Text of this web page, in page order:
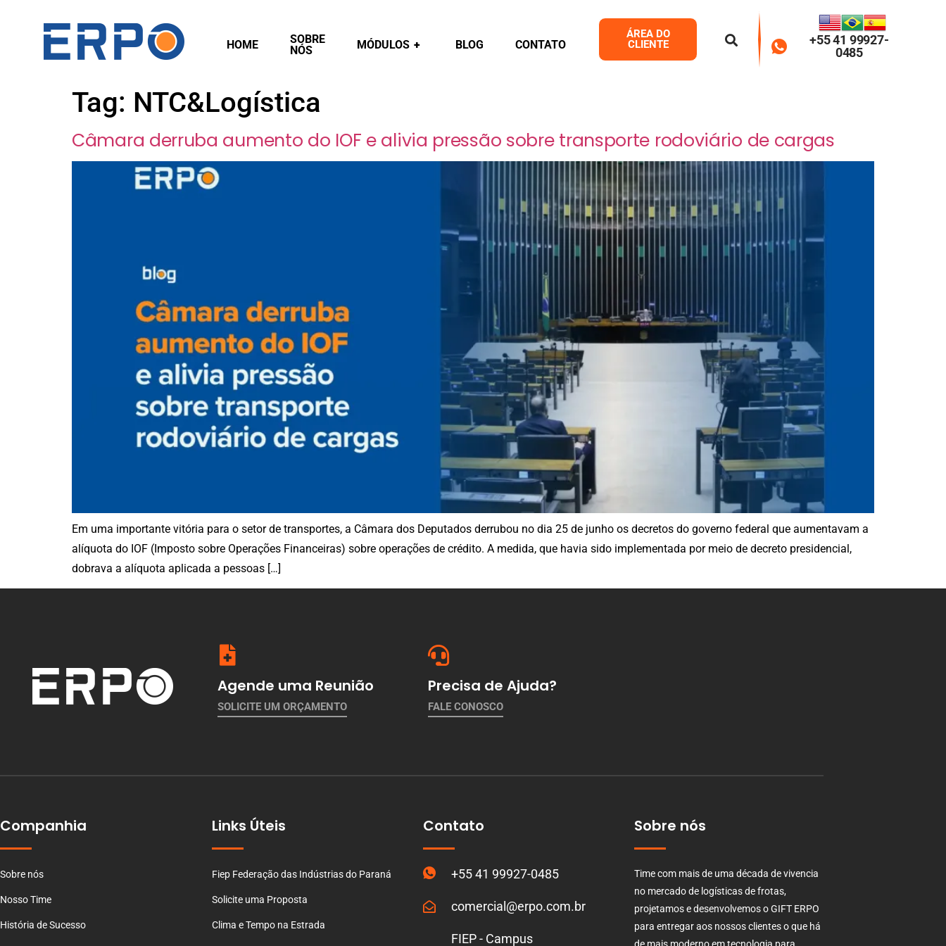
HOME
SOBRE
NÓS
MÓDULOS + BLOG CONTATO
ÁREA DO
CLIENTE
+55 41 99927-
0485
Tag: NTC&Logística
Câmara derruba aumento do IOF e alivia pressão sobre transporte rodoviário de cargas
Em uma importante vitória para o setor de transportes, a Câmara dos Deputados derrubou no dia 25 de junho os decretos do governo federal que aumentavam a
alíquota do IOF (Imposto sobre Operações Financeiras) sobre operações de crédito. A medida, que havia sido implementada por meio de decreto presidencial,
dobrava a alíquota aplicada a pessoas […]
Agende uma Reunião
SOLICITE UM ORÇAMENTO
Precisa de Ajuda?
FALE CONOSCO
Companhia
Sobre nós
Nosso Time
História de Sucesso
Links Úteis
Fiep Federação das Indústrias do Paraná
Solicite uma Proposta
Clima e Tempo na Estrada
Contato
+55 41 99927-0485
comercial@erpo.com.br
FIEP - Campus
Sobre nós
Time com mais de uma década de vivencia
no mercado de logísticas de frotas,
projetamos e desenvolvemos o GIFT ERPO
para entregar aos nossos clientes o que há